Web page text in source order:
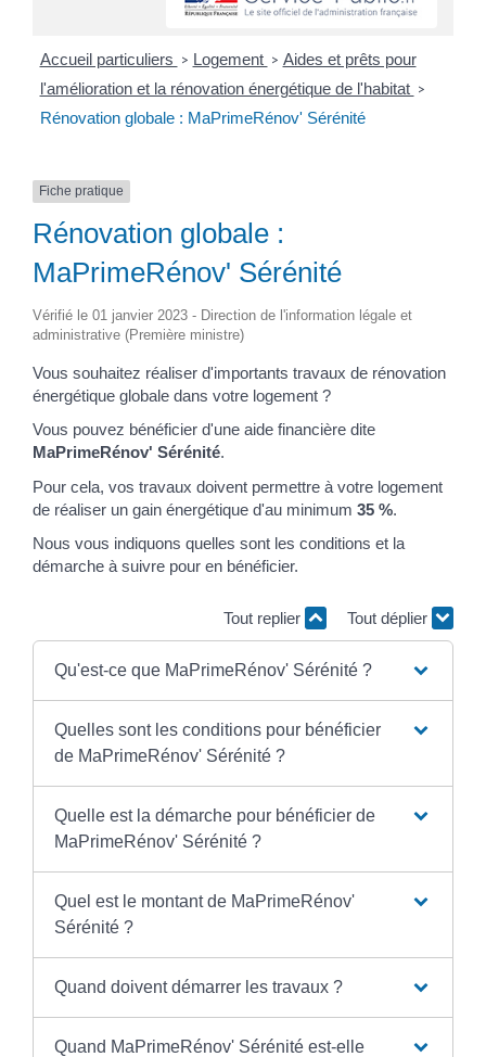
Accueil particuliers > Logement > Aides et prêts pour
l'amélioration et la rénovation énergétique de l'habitat >
Rénovation globale : MaPrimeRénov' Sérénité
Fiche pratique
Rénovation globale :
MaPrimeRénov' Sérénité
Vérifié le 01 janvier 2023 - Direction de l'information légale et
administrative (Première ministre)
Vous souhaitez réaliser d'importants travaux de rénovation
énergétique globale dans votre logement ?
Vous pouvez bénéficier d'une aide financière dite
MaPrimeRénov' Sérénité.
Pour cela, vos travaux doivent permettre à votre logement
de réaliser un gain énergétique d'au minimum 35 %.
Nous vous indiquons quelles sont les conditions et la
démarche à suivre pour en bénéficier.
Tout replier Tout déplier
Qu'est-ce que MaPrimeRénov' Sérénité ?
Quelles sont les conditions pour bénéficier
de MaPrimeRénov' Sérénité ?
Quelle est la démarche pour bénéficier de
MaPrimeRénov' Sérénité ?
Quel est le montant de MaPrimeRénov'
Sérénité ?
Quand doivent démarrer les travaux ?
Quand MaPrimeRénov' Sérénité est-elle